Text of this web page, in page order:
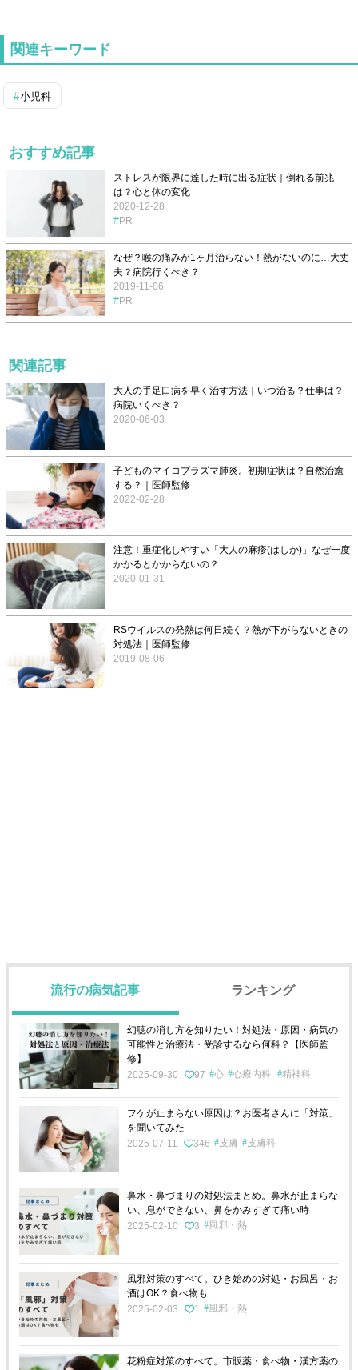
関連キーワード
小児科
おすすめ記事
ストレスが限界に達した時に出る症状｜倒れる前兆
は？心と体の変化
2020-12-28
PR
なぜ？喉の痛みが1ヶ月治らない！熱がないのに…大丈
夫？病院行くべき？
2019-11-06
PR
関連記事
大人の手足口病を早く治す方法｜いつ治る？仕事は？
病院いくべき？
2020-06-03
子どものマイコプラズマ肺炎。初期症状は？自然治癒
する？｜医師監修
2022-02-28
注意！重症化しやすい「大人の麻疹(はしか)」なぜ一度
かかるとかからないの？
2020-01-31
RSウイルスの発熱は何日続く？熱が下がらないときの
対処法｜医師監修
2019-08-06
流行の病気記事 ランキング
幻聴の消し方を知りたい！対処法・原因・病気の
可能性と治療法・受診するなら何科？【医師監
修】
2025-09-30
97 心 心療内科 精神科
フケが止まらない原因は？お医者さんに「対策」
を聞いてみた
2025-07-11
346 皮膚 皮膚科
鼻水・鼻づまりの対処法まとめ。鼻水が止まらな
い、息ができない、鼻をかみすぎて痛い時
2025-02-10
3 風邪・熱
風邪対策のすべて。ひき始めの対処・お風呂・お
酒はOK？食べ物も
2025-02-03
1 風邪・熱
花粉症対策のすべて。市販薬・食べ物・漢方薬の